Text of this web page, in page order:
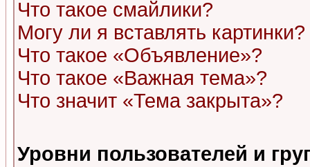
Что такое смайлики?
Могу ли я вставлять картинки?
Что такое «Объявление»?
Что такое «Важная тема»?
Что значит «Тема закрыта»?
Уровни пользователей и